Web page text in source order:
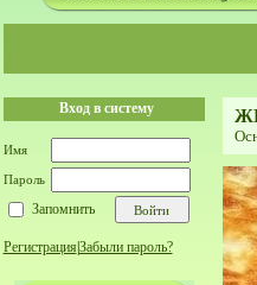
Вход в систему
Имя
Пароль
Запомнить
Регистрация Забыли пароль?